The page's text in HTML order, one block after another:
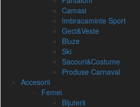
Camasi
Imbracaminte Sport
Geci&Veste
Bluze
Ski
Sacouri&Costume
Produse Carnaval
Accesorii
Femei
Bijuterii